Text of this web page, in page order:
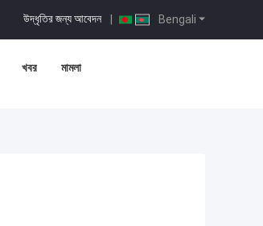
Bengali
উদ্ধৃতির জন্য আবেদন |
খবর মামলা